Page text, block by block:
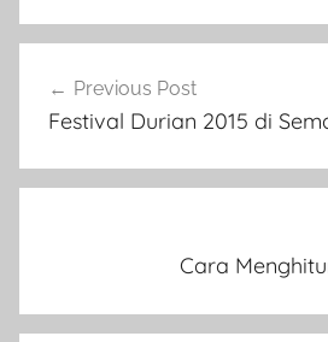
pos
Previous Post
Festival Durian 2015 di
Cara